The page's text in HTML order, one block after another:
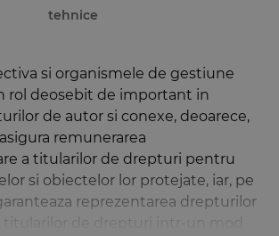
tehnice
si organismele de gestiune
rol deosebit de important in
de autor si conexe, deoarece,
remunerarea
a titularilor de drepturi pentru
si obiectelor lor protejate, iar, pe
reprezentarea drepturilor